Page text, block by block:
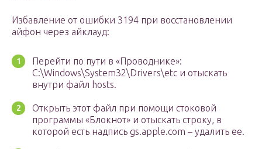
Избавление от ошибки 3194 при восстановлении
айфон через айклауд:
Перейти по пути в «Проводнике»:
C:\Windows\System32\Drivers\etc и отыскать
внутри файл hosts.
Открыть этот файл при помощи стоковой
программы «Блокнот» и отыскать строку, в
которой есть надпись gs.apple.com – удалить ее.